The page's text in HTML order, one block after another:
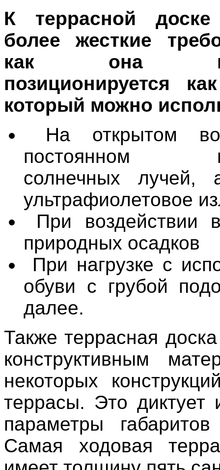
К террасной
более жесткие
как она
позиционируется
который можно
На открытом
постоянном
солнечных лучей,
ультрафиолетовое
При воздействии
природных осадков
При нагрузке с
обуви с грубой
далее.
Также террасная
конструктивным
некоторых
террасы. Это диктует
параметры
Самая ходовая